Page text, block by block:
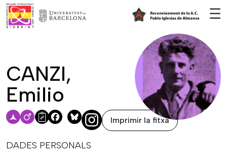
☰
CANZI,
Emilio
Facebook
Bluesky Imprimir la fitxa
DADES PERSONALS